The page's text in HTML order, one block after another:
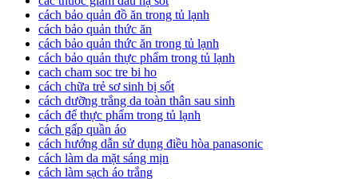
cách bảo quản đồ ăn trong tủ lạnh
cách bảo quản thức ăn
cách bảo quản thức ăn trong tủ lạnh
cách bảo quản thực phẩm trong tủ lạnh
cach cham soc tre bi ho
cách chữa trẻ sơ sinh bị sốt
cách dưỡng trắng da toàn thân sau sinh
cách để thực phẩm trong tủ lạnh
cách gấp quần áo
cách hướng dẫn sử dụng điều hòa panasonic
cách làm da mặt sáng mịn
cách làm sạch áo trắng